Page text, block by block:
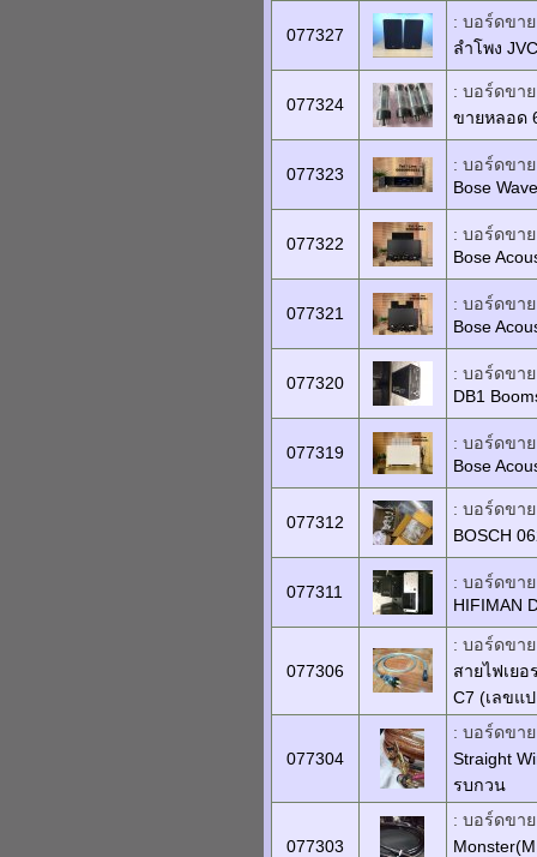
077327
: บอร์ดขาย
ลำโพง
077324
: บอร์ดขาย
ขายหลอด
077323
: บอร์ดขาย
Bose
077322
: บอร์ดขาย
Bose
077321
: บอร์ดขาย
Bose
077320
: บอร์ดขาย
DB1
077319
: บอร์ดขาย
Bose
077312
: บอร์ดขาย
BOSCH
077311
: บอร์ดขาย
HIFIMAN
077306
: บอร์ดขาย
สายไฟเย
C7 (เลขแ
077304
: บอร์ดขาย
Straight
รบกวน
077303
: บอร์ดขาย